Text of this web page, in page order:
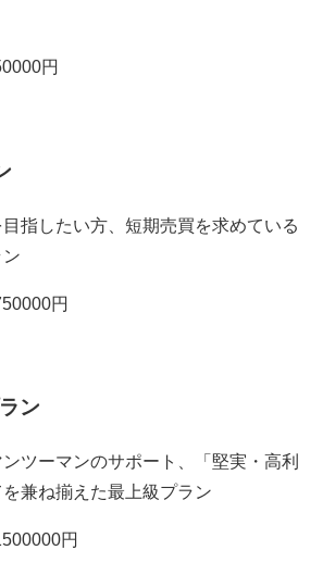
円
指したい方、短期売買を求めている
円
ン
ツーマンのサポート、「堅実・高利
兼ね揃えた最上級プラン
円